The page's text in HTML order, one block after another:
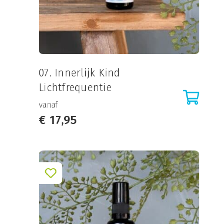
07. Innerlijk Kind
Lichtfrequentie
vanaf
€ 17,95